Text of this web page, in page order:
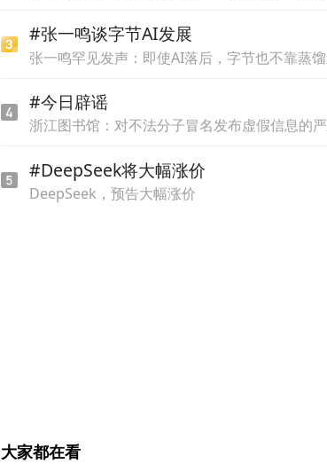
“新服务、新零售、新传媒”品牌战略
加关注真实产业中的能力培养，更关注
欧亚希望通过这支短片传递的是：比
变得越来越重要。
#张一鸣谈字节AI发展
张一鸣罕见发声：即使AI落后，字节也不靠蒸
#今日辟谣
浙江图书馆：对不法分子冒名发布虚假信息的
#DeepSeek将大幅涨价
DeepSeek，预告大幅涨价
大家都在看